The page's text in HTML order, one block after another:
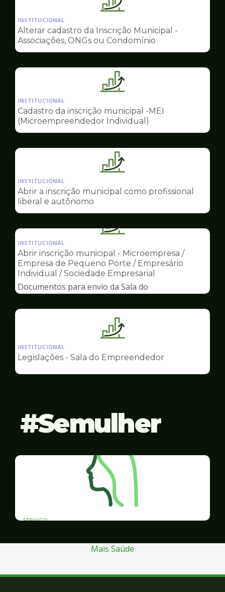
Ilustração
pagina
de
Sala
Empreendedor
INSTITUCIONAL
Alterar cadastro da Inscrição Municipal -
Associações, ONGs ou Condomínio
Ilustração
pagina
de
Sala
Empreendedor
INSTITUCIONAL
Cadastro da inscrição municipal -MEI
(Microempreendedor Individual)
Ilustração
pagina
Sala
Empreendedor
INSTITUCIONAL
Abrir a inscrição municipal como profissional
liberal e autônomo
Ilustração
pagina
de
Sala
do
Empreendedor
INSTITUCIONAL
Abrir inscrição municipal - Microempresa /
Empresa de Pequeno Porte / Empresário
Individual / Sociedade Empresarial
Documentos para envio da Sala do
Ilustração
pagina
Sala
INSTITUCIONAL
Legislações - Sala do Empreendedor
Semulher
SERVICO
Mais Saúde